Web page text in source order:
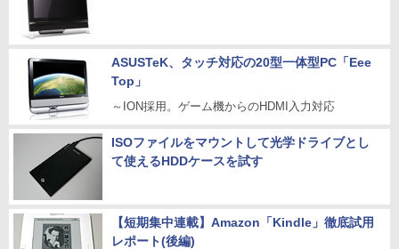
ASUSTeK、タッチ対応の20型一体型PC「Eee
Top」
～ION採用。ゲーム機からのHDMI入力対応
ISOファイルをマウントして光学ドライブとし
て使えるHDDケースを試す
【短期集中連載】Amazon「Kindle」徹底試用
レポート(後編)